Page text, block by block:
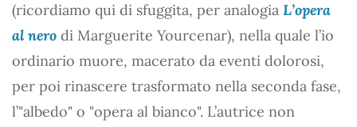
(ricordiamo qui di sfuggita, per analogia L’opera
al nero di Marguerite Yourcenar), nella quale l’io
ordinario muore, macerato da eventi dolorosi,
per poi rinascere trasformato nella seconda fase,
l’"albedo" o "opera al bianco". L’autrice non